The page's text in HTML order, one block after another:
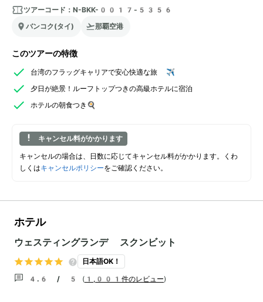
ツアーコード： N-BKK-0017-5356
バンコク(タイ)
那覇空港
このツアーの特徴
台湾のフラッグキャリアで安心快適な旅 ✈️
夕日が絶景！ルーフトップつきの高級ホテルに宿泊
ホテルの朝食つき🍳
キャンセル料がかかります
キャンセルの場合は、日数に応じてキャンセル料がかかります。くわ
しくはキャンセルポリシーをご確認ください。
ホテル
ウェスティングランデ スクンビット
日本語OK！
4.6 / 5 ( 1,001件のレビュー)